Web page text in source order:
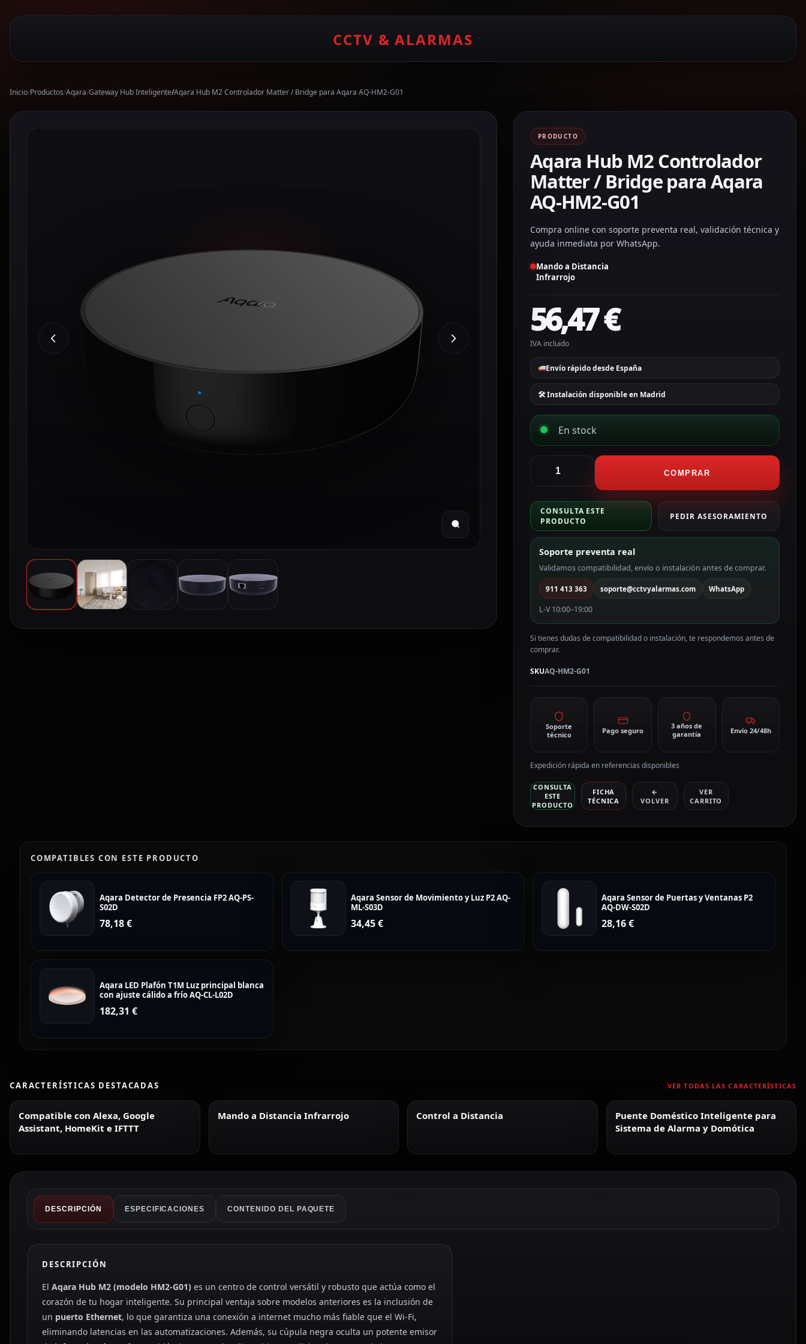
CCTV & ALARMAS
Inicio/Productos/Aqara/Gateway Hub Inteligente/Aqara Hub M2 Controlador Matter / Bridge para Aqara AQ-HM2-G01
PRODUCTO
Aqara Hub M2 Controlador
Matter / Bridge para Aqara
AQ-HM2-G01
Compra online con soporte preventa real, validación técnica y
ayuda inmediata por WhatsApp.
Mando a Distancia
Infrarrojo
56,47€
IVA incluido
Envío rápido desde España
🛠 Instalación disponible en Madrid
En stock
Controlador
Matter
/
Bridge
para
Aqara
AQ-
HM2-
G01
cantidad
COMPRAR
CONSULTA ESTE
PRODUCTO
PEDIR ASESORAMIENTO
Soporte preventa real
Validamos compatibilidad, envío o instalación antes de comprar.
911 413 363 soporte@cctvyalarmas.com WhatsApp
L-V 10:00–19:00
Si tienes dudas de compatibilidad o instalación, te respondemos antes de
comprar.
SKUAQ-HM2-G01
Soporte
técnico
Pago seguro
3 años de
garantía
Envío 24/48h
Expedición rápida en referencias disponibles
CONSULTA
ESTE
PRODUCTO
FICHA
TÉCNICA
←
VOLVER
VER
CARRITO
COMPATIBLES CON ESTE PRODUCTO
Aqara Detector de Presencia FP2 AQ-PS-
S02D
78,18€
Aqara Sensor de Movimiento y Luz P2 AQ-
ML-S03D
34,45€
Aqara Sensor de Puertas y Ventanas P2
AQ-DW-S02D
28,16€
Aqara LED Plafón T1M Luz principal blanca
con ajuste cálido a frío AQ-CL-L02D
182,31 €
CARACTERÍSTICAS DESTACADAS VER TODAS LAS CARACTERÍSTICAS
Compatible con Alexa, Google
Assistant, HomeKit e IFTTT
Mando a Distancia Infrarrojo Control a Distancia
Puente Doméstico Inteligente para
Sistema de Alarma y Domótica
DESCRIPCIÓN ESPECIFICACIONES CONTENIDO DEL PAQUETE
DESCRIPCIÓN
ElAqara Hub M2 (modelo HM2-G01) es un centro de control versátil y robusto que actúa como el
corazón de tu hogar inteligente. Su principal ventaja sobre modelos anteriores es la inclusión de
un puerto Ethernet, lo que garantiza una conexión a internet mucho más fiable que el Wi-Fi,
eliminando latencias en las automatizaciones. Además, su cúpula negra oculta un potente emisor